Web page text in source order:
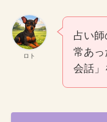
ロト
占い
常あ
会話」